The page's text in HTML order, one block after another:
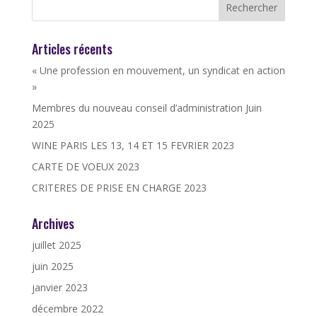
Articles récents
« Une profession en mouvement, un syndicat en action
»
Membres du nouveau conseil d’administration Juin
2025
WINE PARIS LES 13, 14 ET 15 FEVRIER 2023
CARTE DE VOEUX 2023
CRITERES DE PRISE EN CHARGE 2023
Archives
juillet 2025
juin 2025
janvier 2023
décembre 2022